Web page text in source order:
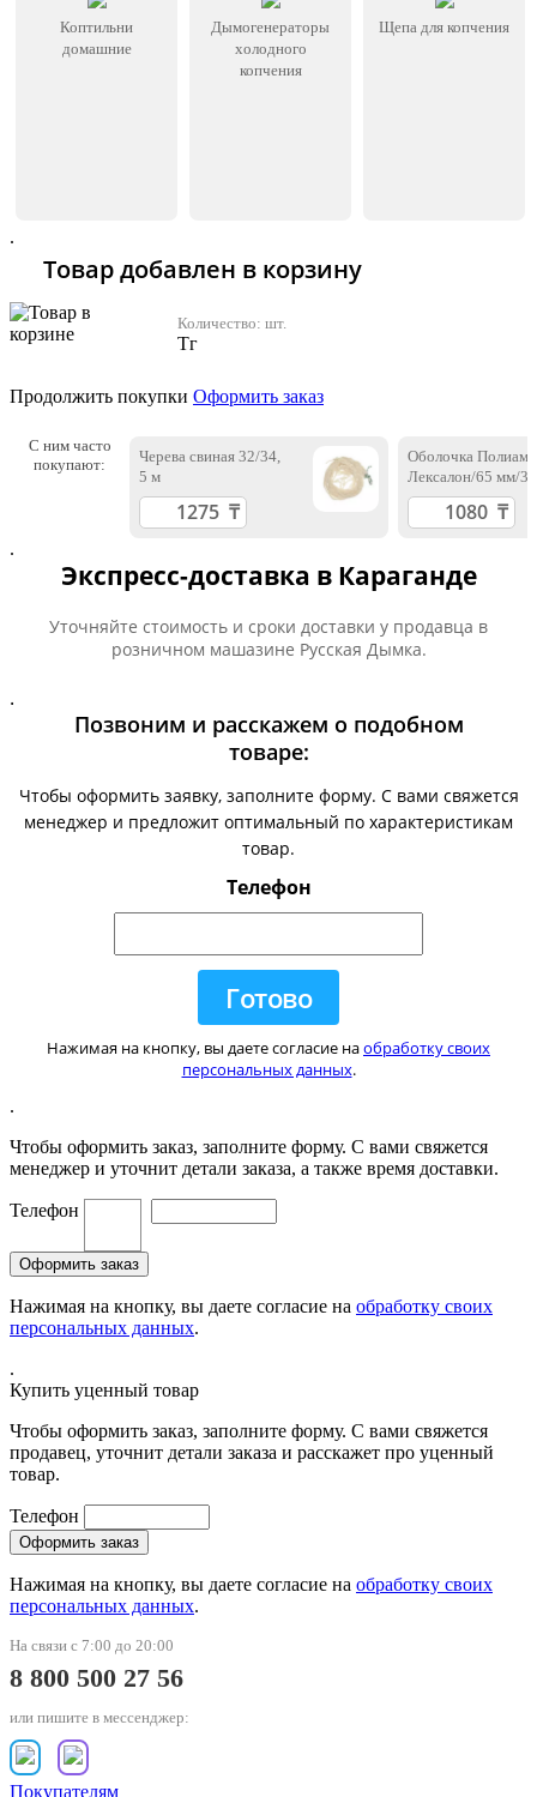
Коптильни
домашние
Дымогенераторы
холодного
копчения
Щепа для копчения
.
Товар добавлен в корзину
Количество: шт.
Тг
Продолжить покупки Оформить заказ
С ним часто
покупают:
Черева свиная 32/34,
5 м
Оболочка
Лексалон/65 мм/3
.
Экспресс-доставка в Караганде
Уточняйте стоимость и сроки доставки у продавца в
розничном машазине Русская Дымка.
.
Позвоним и расскажем о подобном
товаре:
Чтобы оформить заявку, заполните форму. С вами свяжется
менеджер и предложит оптимальный по характеристикам
товар.
Телефон
Нажимая на кнопку, вы даете согласие наобработку своих
персональных данных.
.
Чтобы оформить заказ, заполните форму. С вами свяжется
менеджер и уточнит детали заказа, а также время доставки.
Телефон
Нажимая на кнопку, вы даете согласие на обработку своих
персональных данных.
.
Купить уценный товар
Чтобы оформить заказ, заполните форму. С вами свяжется
продавец, уточнит детали заказа и расскажет про уценный
товар.
Телефон
Нажимая на кнопку, вы даете согласие на обработку своих
персональных данных.
На связи с 7:00 до 20:00
8 800 500 27 56
или пишите в мессенджер:
Покупателям